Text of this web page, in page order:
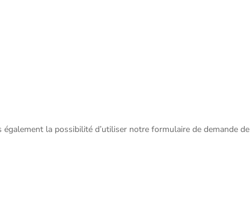
la possibilité d’utiliser notre formulaire de demande de